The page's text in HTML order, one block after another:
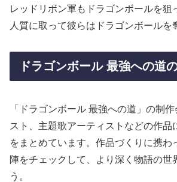
レッドリボン軍もドラゴンボールを狙
人質に取って彼らはドラゴンボールを
ドラゴンボール 最強への道
「ドラゴンボール 最強への道」の制
スト、主題歌アーティストなどの作品
をまとめています。作品づくりに携わ
陣をチェックして、より深く物語の世
う。